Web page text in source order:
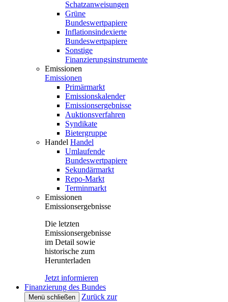
Schatzanweisungen
Grüne
Bundeswertpapiere
Inflationsindexierte
Bundeswertpapiere
Sonstige
Finanzierungsinstrumente
Emissionen
Emissionen
Primärmarkt
Emissionskalender
Emissionsergebnisse
Auktionsverfahren
Syndikate
Bietergruppe
Handel Handel
Umlaufende
Bundeswertpapiere
Sekundärmarkt
Repo-Markt
Terminmarkt
Emissionen
Emissionsergebnisse
Die letzten
Emissionsergebnisse
im Detail sowie
historische zum
Herunterladen
Jetzt informieren
Finanzierung des Bundes
Menü schließen
Zurück zur